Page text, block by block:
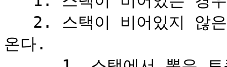
온다.